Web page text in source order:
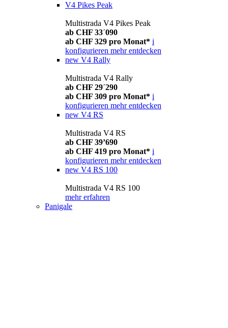
V4 Pikes Peak
Multistrada V4 Pikes Peak
ab CHF 33´090
ab CHF 329 pro Monat* i
konfigurieren mehr entdecken
new V4 Rally
Multistrada V4 Rally
ab CHF 29´290
ab CHF 309 pro Monat* i
konfigurieren mehr entdecken
new V4 RS
Multistrada V4 RS
ab CHF 39’690
ab CHF 419 pro Monat* i
konfigurieren mehr entdecken
new V4 RS 100
Multistrada V4 RS 100
mehr erfahren
Panigale